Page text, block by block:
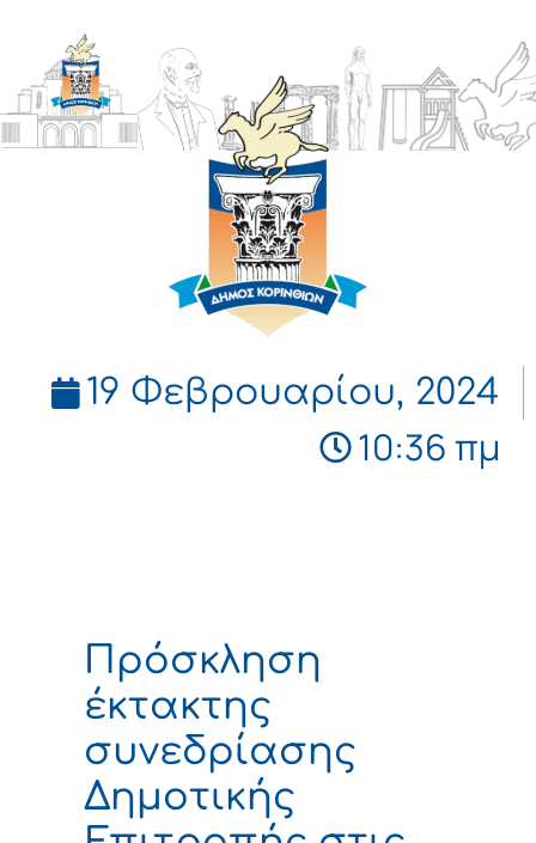
ΔΗΜΟΣ
ΚΟΡΙΝΘΙΩΝ
19 Φεβρουαρίου, 2024
10:36 πμ
Πρόσκληση
έκτακτης
συνεδρίασης
Δημοτικής